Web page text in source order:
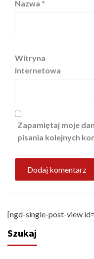
Nazwa *
Witryna
internetowa
Zapamiętaj moje
pisania kolejnych
[ngd-single-post-view
Szukaj